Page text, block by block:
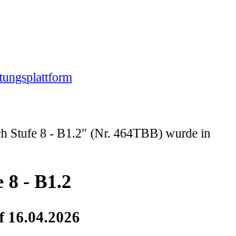
Stufe 8 - B1.2" (Nr. 464TBB) wurde in
8 - B1.2
16.04.2026